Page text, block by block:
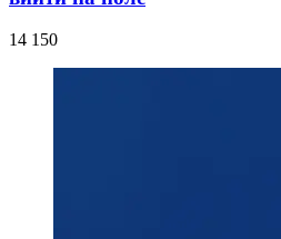
14 150